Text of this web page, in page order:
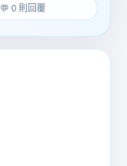
💬 0 則回覆